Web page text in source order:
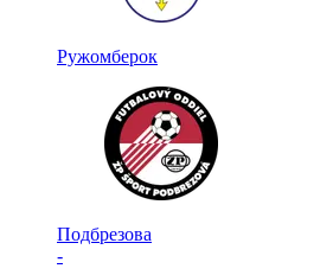
Ружомберок
Подбрезова
-